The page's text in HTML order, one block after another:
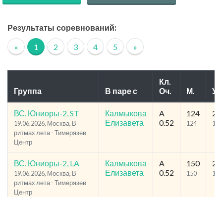
Результаты соревнований:
« 1 2 3 4 5 »
Группа В паре с
Кл.
Оч.
М.
ВС. Юниоры-2, ST
19.06.2026, Москва, В
ритмах лета - Тимерязев
Центр
Калмыкова
Елизавета
A
0.52
124
124 142
ВС. Юниоры-2, LA
19.06.2026, Москва, В
ритмах лета - Тимерязев
Центр
Калмыкова
Елизавета
A
0.52
150
150 171